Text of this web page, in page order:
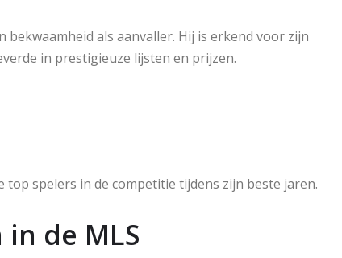
als aanvaller. Hij is erkend voor zijn
in prestigieuze lijsten en prijzen.
spelers in de competitie tijdens zijn beste jaren.
de MLS